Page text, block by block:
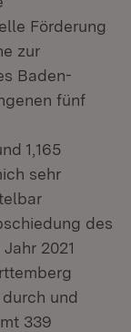
Förderung
zur
Baden-
fünf
1,165
sehr
des
2021
und
339